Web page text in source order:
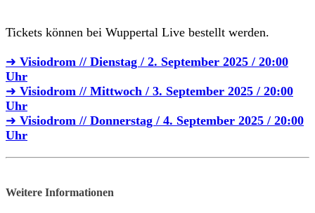
Tickets können bei Wuppertal Live bestellt werden.
➜ Visiodrom // Dienstag / 2. September 2025 / 20:00
Uhr
➜ Visiodrom // Mittwoch / 3. September 2025 / 20:00
Uhr
➜ Visiodrom // Donnerstag / 4. September 2025 / 20:00
Uhr
Weitere Informationen